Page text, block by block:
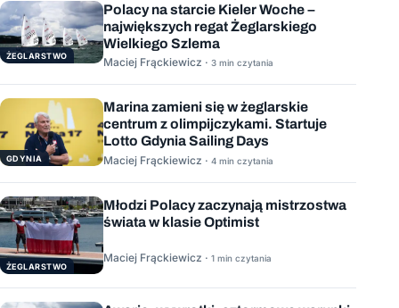
ŻEGLARSTWO
Polacy na starcie Kieler Woche –
największych regat Żeglarskiego
Wielkiego Szlema
Maciej Frąckiewicz · 3 min czytania
GDYNIA
Marina zamieni się w żeglarskie
centrum z olimpijczykami. Startuje
Lotto Gdynia Sailing Days
Maciej Frąckiewicz · 4 min czytania
ŻEGLARSTWO
Młodzi Polacy zaczynają mistrzostwa
świata w klasie Optimist
Maciej Frąckiewicz · 1 min czytania